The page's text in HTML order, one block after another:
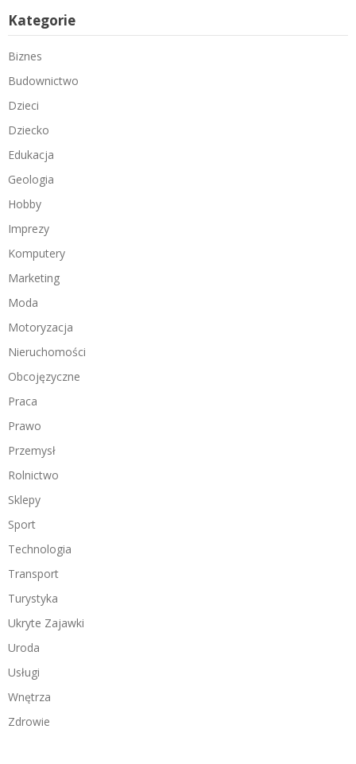
Kategorie
Biznes
Budownictwo
Dzieci
Dziecko
Edukacja
Geologia
Hobby
Imprezy
Komputery
Marketing
Moda
Motoryzacja
Nieruchomości
Obcojęzyczne
Praca
Prawo
Przemysł
Rolnictwo
Sklepy
Sport
Technologia
Transport
Turystyka
Ukryte Zajawki
Uroda
Usługi
Wnętrza
Zdrowie